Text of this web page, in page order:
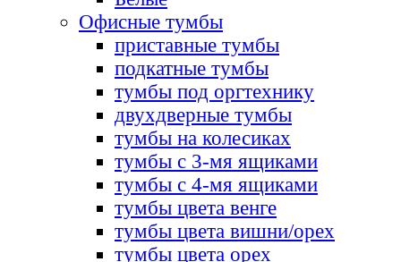
Офисные тумбы
приставные тумбы
подкатные тумбы
тумбы под оргтехнику
двухдверные тумбы
тумбы на колесиках
тумбы с 3-мя ящиками
тумбы с 4-мя ящиками
тумбы цвета венге
тумбы цвета вишни/орех
тумбы цвета орех